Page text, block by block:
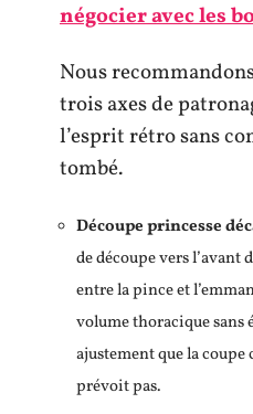
négocier avec les
Nous
trois axes de
l’esprit rétro sans
tombé.
Découpe princesse
de découpe vers l’avant
entre la pince et
volume thoracique sans
ajustement que la coupe
prévoit pas.